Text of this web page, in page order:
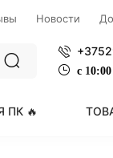
Новости
с 1
ПК 🔥